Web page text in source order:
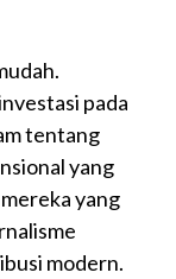
pada
tentang
yang
yang
modern.